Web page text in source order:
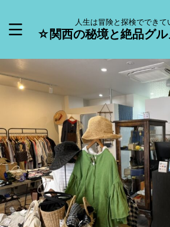
人生は冒険と探検でできて
☆関西の秘境と絶品グ